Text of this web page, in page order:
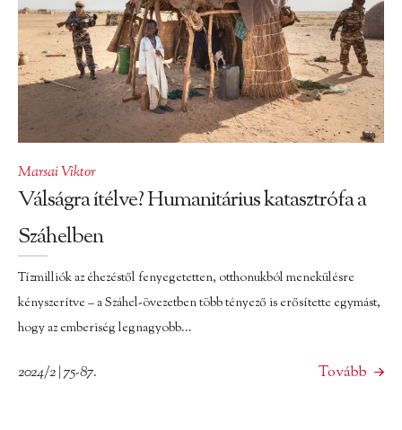
Marsai Viktor
Válságra ítélve? Humanitárius katasztrófa a
Száhelben
Tízmilliók az éhezéstől fenyegetetten, otthonukból menekülésre
kényszerítve – a Száhel-övezetben több tényező is erősítette egymást,
hogy az emberiség legnagyobb...
2024/2 | 75-87. Tovább